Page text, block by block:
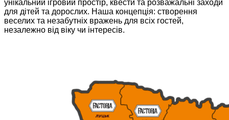
унікальний ігровий простір, квести та розважальні заходи
для дітей та дорослих. Наша концепція: створення
веселих та незабутніх вражень для всіх гостей,
незалежно від віку чи інтересів.